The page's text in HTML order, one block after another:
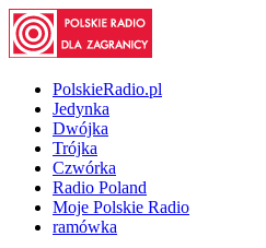
PolskieRadio.pl
Jedynka
Dwójka
Trójka
Czwórka
Radio Poland
Moje Polskie Radio
ramówka